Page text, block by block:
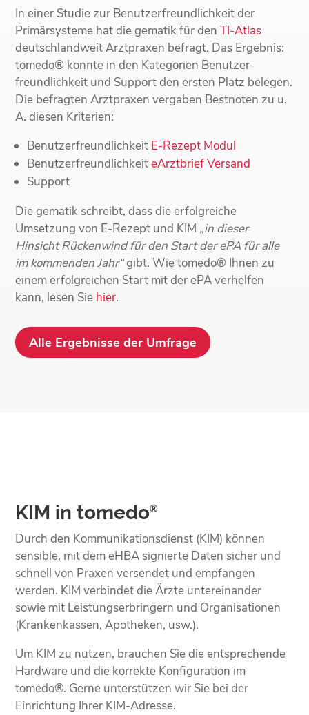
In einer Studie zur Benutzerfreundlichkeit der
Primärsysteme hat die gematik für denTI-Atlas
deutschlandweit Arztpraxen befragt. Das Ergebnis:
tomedo® konnte in den Kategorien Benutzer­
freundlichkeit und Support den ersten Platz belegen.
Die befragten Arztpraxen vergaben Bestnoten zu u.
A. diesen Kriterien:
Benutzerfreundlichkeit E-Rezept Modul
BenutzerfreundlichkeiteArztbrief Versand
Support
Die gematik schreibt, dass die erfolgreiche
Umsetzung von E-Rezept und KIM „in dieser
Hinsicht Rückenwind für den Start der ePA für alle
im kommenden Jahr“gibt. Wie tomedo® Ihnen zu
einem erfolgreichen Start mit der ePA verhelfen
kann, lesen Sie hier.
Alle Ergebnisse der Umfrage
KIM in tomedo®
Durch den Kommunikationsdienst (KIM) können
sensible, mit dem eHBA signierte Daten sicher und
schnell von Praxen versendet und empfangen
werden. KIM verbindet die Ärzte untereinander
sowie mit Leistungserbringern und Organisationen
(Krankenkassen, Apotheken, usw.).
Um KIM zu nutzen, brauchen Sie die entsprechende
Hardware und die korrekte Konfiguration im
tomedo®. Gerne unterstützen wir Sie bei der
Einrichtung Ihrer KIM-Adresse.